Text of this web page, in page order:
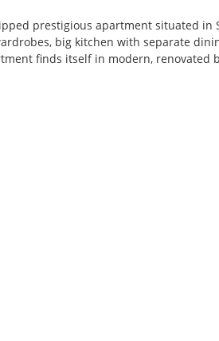
prestigious apartment situated in
big kitchen with separate
finds itself in modern, renovated